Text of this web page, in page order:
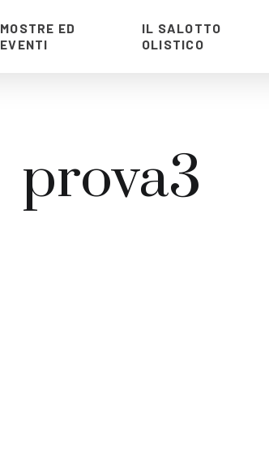
MOSTRE ED
EVENTI
IL SALOTTO
OLISTICO
prova3